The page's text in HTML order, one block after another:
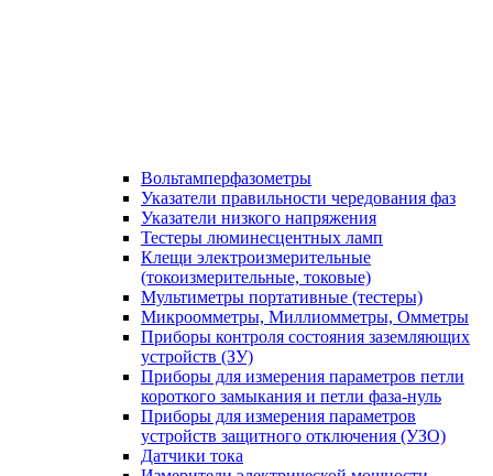
Вольтамперфазометры
Указатели правильности чередования фаз
Указатели низкого напряжения
Тестеры люминесцентных ламп
Клещи электроизмерительные
(токоизмерительные, токовые)
Мультиметры портативные (тестеры)
Микроомметры, Миллиомметры, Омметры
Приборы контроля состояния заземляющих
устройств (ЗУ)
Приборы для измерения параметров петли
короткого замыкания и петли фаза-нуль
Приборы для измерения параметров
устройств защитного отключения (УЗО)
Датчики тока